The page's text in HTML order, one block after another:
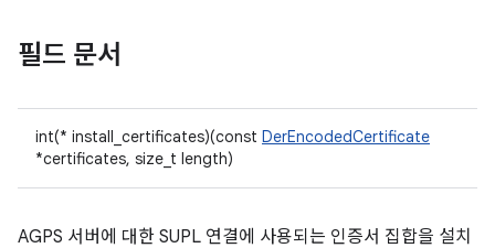
필드 문서
int(* install_certificates)(const DerEncodedCertificate
*certificates, size_t length)
AGPS 서버에 대한 SUPL 연결에 사용되는 인증서 집합을 설치